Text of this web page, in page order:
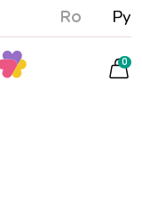
Ro Ру
0